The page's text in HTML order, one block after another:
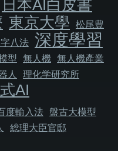
日本AI白皮書
東京大學
松尾豊
八法 深度學習
型 無人機
無人機產業
人
理化学研究所
AI
度輸入法 盤古大模型
総理大臣官邸